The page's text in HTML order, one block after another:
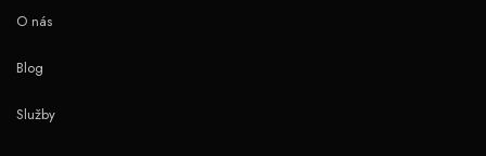
O nás
Blog
Služby